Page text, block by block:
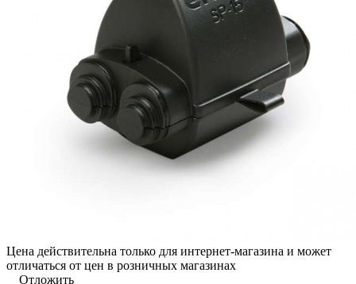
Цена действительна только для интернет-магазина и может
отличаться от цен в розничных магазинах
Отложить